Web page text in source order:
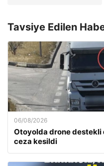
Tavsiye Edilen
06/08/2026
Otoyolda drone destekli
ceza kesildi